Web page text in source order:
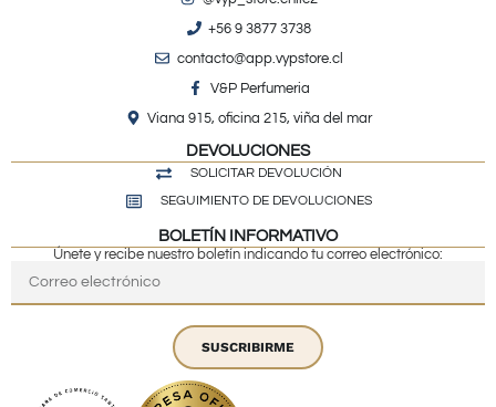
+56 9 3877 3738
contacto@app.vypstore.cl
V&P Perfumeria
Viana 915, oficina 215, viña del mar
DEVOLUCIONES
SOLICITAR DEVOLUCIÓN
SEGUIMIENTO DE DEVOLUCIONES
BOLETÍN INFORMATIVO
Únete y recibe nuestro boletín indicando tu correo electrónico:
SUSCRIBIRME